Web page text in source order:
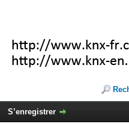
S’enregistrer